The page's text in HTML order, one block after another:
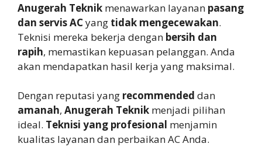
Anugerah Teknik menawarkan layanan pasang
dan servis ACyang tidak mengecewakan.
Teknisi mereka bekerja dengan bersih dan
rapih, memastikan kepuasan pelanggan. Anda
akan mendapatkan hasil kerja yang maksimal.
Dengan reputasi yang recommended dan
amanah, Anugerah Teknik menjadi pilihan
ideal. Teknisi yang profesional menjamin
kualitas layanan dan perbaikan AC Anda.